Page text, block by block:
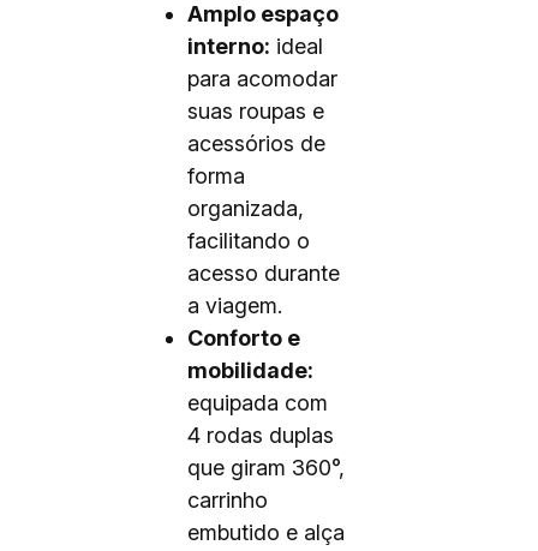
Amplo espaço
interno: ideal
para acomodar
suas roupas e
acessórios de
forma
organizada,
facilitando o
acesso durante
a viagem.
Conforto e
mobilidade:
equipada com
4 rodas duplas
que giram 360°,
carrinho
embutido e alça